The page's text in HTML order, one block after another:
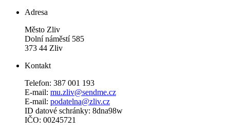
Adresa
Město Zliv
Dolní náměstí 585
373 44 Zliv
Kontakt
Telefon: 387 001 193
E-mail: mu.zliv@sendme.cz
E-mail: podatelna@zliv.cz
ID datové schránky: 8dna98w
IČO: 00245721